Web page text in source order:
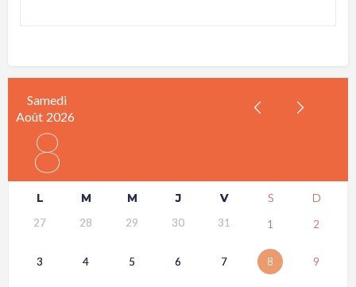
Samedi
Août 2026
8
L M M J V S D
27 28 29 30 31 1 2
3 4 5 6 7 8 9